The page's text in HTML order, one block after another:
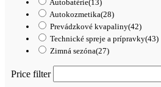
Autobatérie(13)
Autokozmetika(28)
Prevádzkové kvapaliny(42)
Technické spreje a prípravky(43)
Zimná sezóna(27)
Price filter